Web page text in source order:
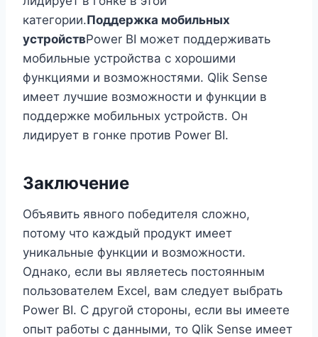
категории.Поддержка мобильных
устройствPower BI может поддерживать
мобильные устройства с хорошими
функциями и возможностями. Qlik Sense
имеет лучшие возможности и функции в
поддержке мобильных устройств. Он
лидирует в гонке против Power BI.
Заключение
Объявить явного победителя сложно,
потому что каждый продукт имеет
уникальные функции и возможности.
Однако, если вы являетесь постоянным
пользователем Excel, вам следует выбрать
Power BI. С другой стороны, если вы имеете
опыт работы с данными, то Qlik Sense имеет